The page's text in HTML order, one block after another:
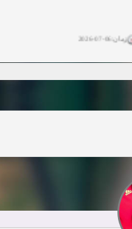
04-2025
زمان:11-11-2024
زمان:10-28-2024
زمان:10-21-2024